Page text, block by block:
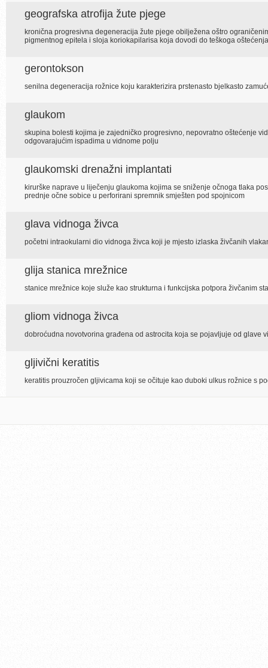
geografska atrofija žute pjege
kronična progresivna degeneracija žute pjege obilježena oštro
pigmentnog epitela i sloja koriokapilarisa koja dovodi do teškoga
gerontokson
senilna degeneracija rožnice koju karakterizira prstenasto bjelkasto
glaukom
skupina bolesti kojima je zajedničko progresivno, nepovratno oštećenje
odgovarajućim ispadima u vidnome polju
glaukomski drenažni implantati
kirurške naprave u liječenju glaukoma kojima se sniženje očnoga tlaka
prednje očne sobice u perforirani spremnik smješten pod spojnicom
glava vidnoga živca
početni intraokularni dio vidnoga živca koji je mjesto izlaska živčanih
glija stanica mrežnice
stanice mrežnice koje služe kao strukturna i funkcijska potpora živčanim
gliom vidnoga živca
dobroćudna novotvorina građena od astrocita koja se pojavljuje od glave
gljivični keratitis
keratitis prouzročen gljivicama koji se očituje kao duboki ulkus rožnice s